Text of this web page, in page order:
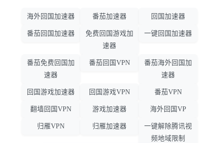
海外回国加速器 番茄加速器 回国加速器
番茄回国加速器
免费回国游戏加
速器
一键回国加速器
番茄免费回国加
速器
番茄回国VPN
番茄海外回国加
速器
回国游戏加速器 回国游戏VPN 番茄VPN
翻墙回国VPN 游戏加速器 海外回国VP
归雁VPN 归雁加速器
一键解除腾讯视
频地域限制